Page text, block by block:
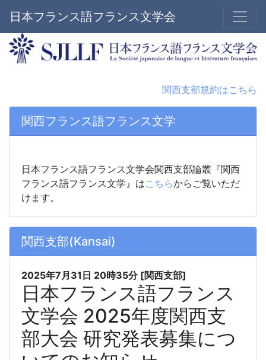
日本フランス語フランス文学会
関西支部規約はこちら
関西フランス語フランス文学
日本フランス語フランス文学会関西支部論叢『関西
フランス語フランス文学』はこちらからご覧いただ
けます。
関西支部(Kansai)
2025年7月31日 20時35分 [関西支部]
日本フランス語フランス
文学会 2025年度関西支
部大会 研究発表募集につ